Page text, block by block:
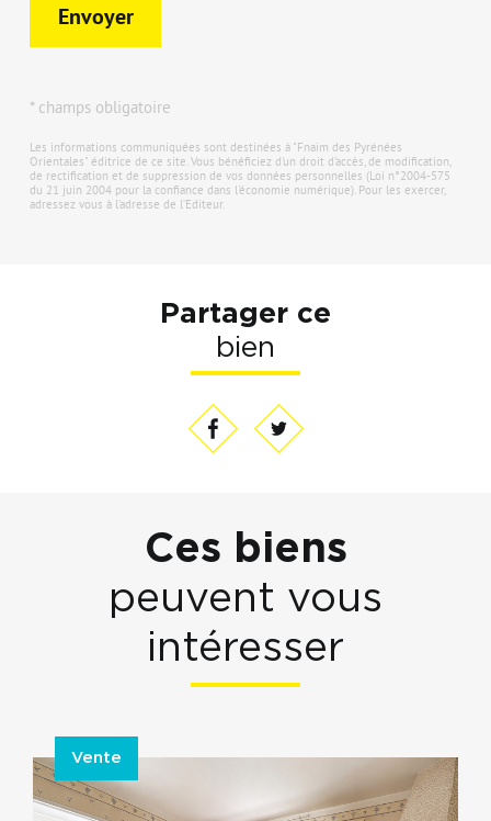
Envoyer
* champs obligatoire
Les informations communiquées sont destinées à "Fnaim des Pyrénées
Orientales" éditrice de ce site. Vous bénéficiez d'un droit d'accès, de modification,
de rectification et de suppression de vos données personnelles (Loi n°2004-575
du 21 juin 2004 pour la confiance dans l'économie numérique). Pour les exercer,
adressez vous à l’adresse de l’Editeur.
Partager ce
bien
Ces biens
peuvent vous
intéresser
Vente